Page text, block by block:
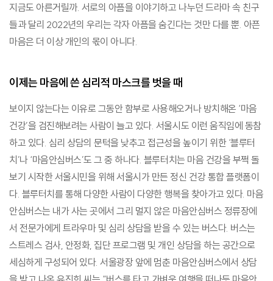
지금도 아른거릴까. 서로의 아픔을 이야기하고 나누던 드라마 속 친구
들과 달리 2022년의 우리는 각자 아픔을 숨긴다는 것만 다를 뿐. 아픈
마음은 더 이상 개인의 몫이 아니다.
이제는 마음에 쓴 심리적 마스크를 벗을 때
보이지 않는다는 이유로 그동안 함부로 사용해오거나 방치해온 ‘마음
건강’을 검진해보려는 사람이 늘고 있다. 서울시도 이런 움직임에 동참
하고 있다. 심리 상담의 문턱을 낮추고 접근성을 높이기 위한 ‘블루터
치’나 ‘마음안심버스’도 그 중 하나다. 블루터치는 마음 건강을 부쩍 돌
보기 시작한 서울시민을 위해 서울시가 만든 정신 건강 통합 플랫폼이
다. 블루터치를 통해 다양한 사람이 다양한 행복을 찾아가고 있다. 마음
안심버스는 내가 사는 곳에서 그리 멀지 않은 마음안심버스 정류장에
서 전문가에게 트라우마 및 심리 상담을 받을 수 있는 버스다. 버스는
스트레스 검사, 안정화, 집단 프로그램 및 개인 상담을 하는 공간으로
세심하게 구성되어 있다. 서울광장 앞에 멈춘 마음안심버스에서 상담